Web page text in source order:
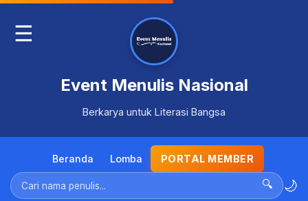
☰
Event Menulis Nasional
Berkarya untuk Literasi Bangsa
Beranda Lomba PORTAL MEMBER
🔍 🌙